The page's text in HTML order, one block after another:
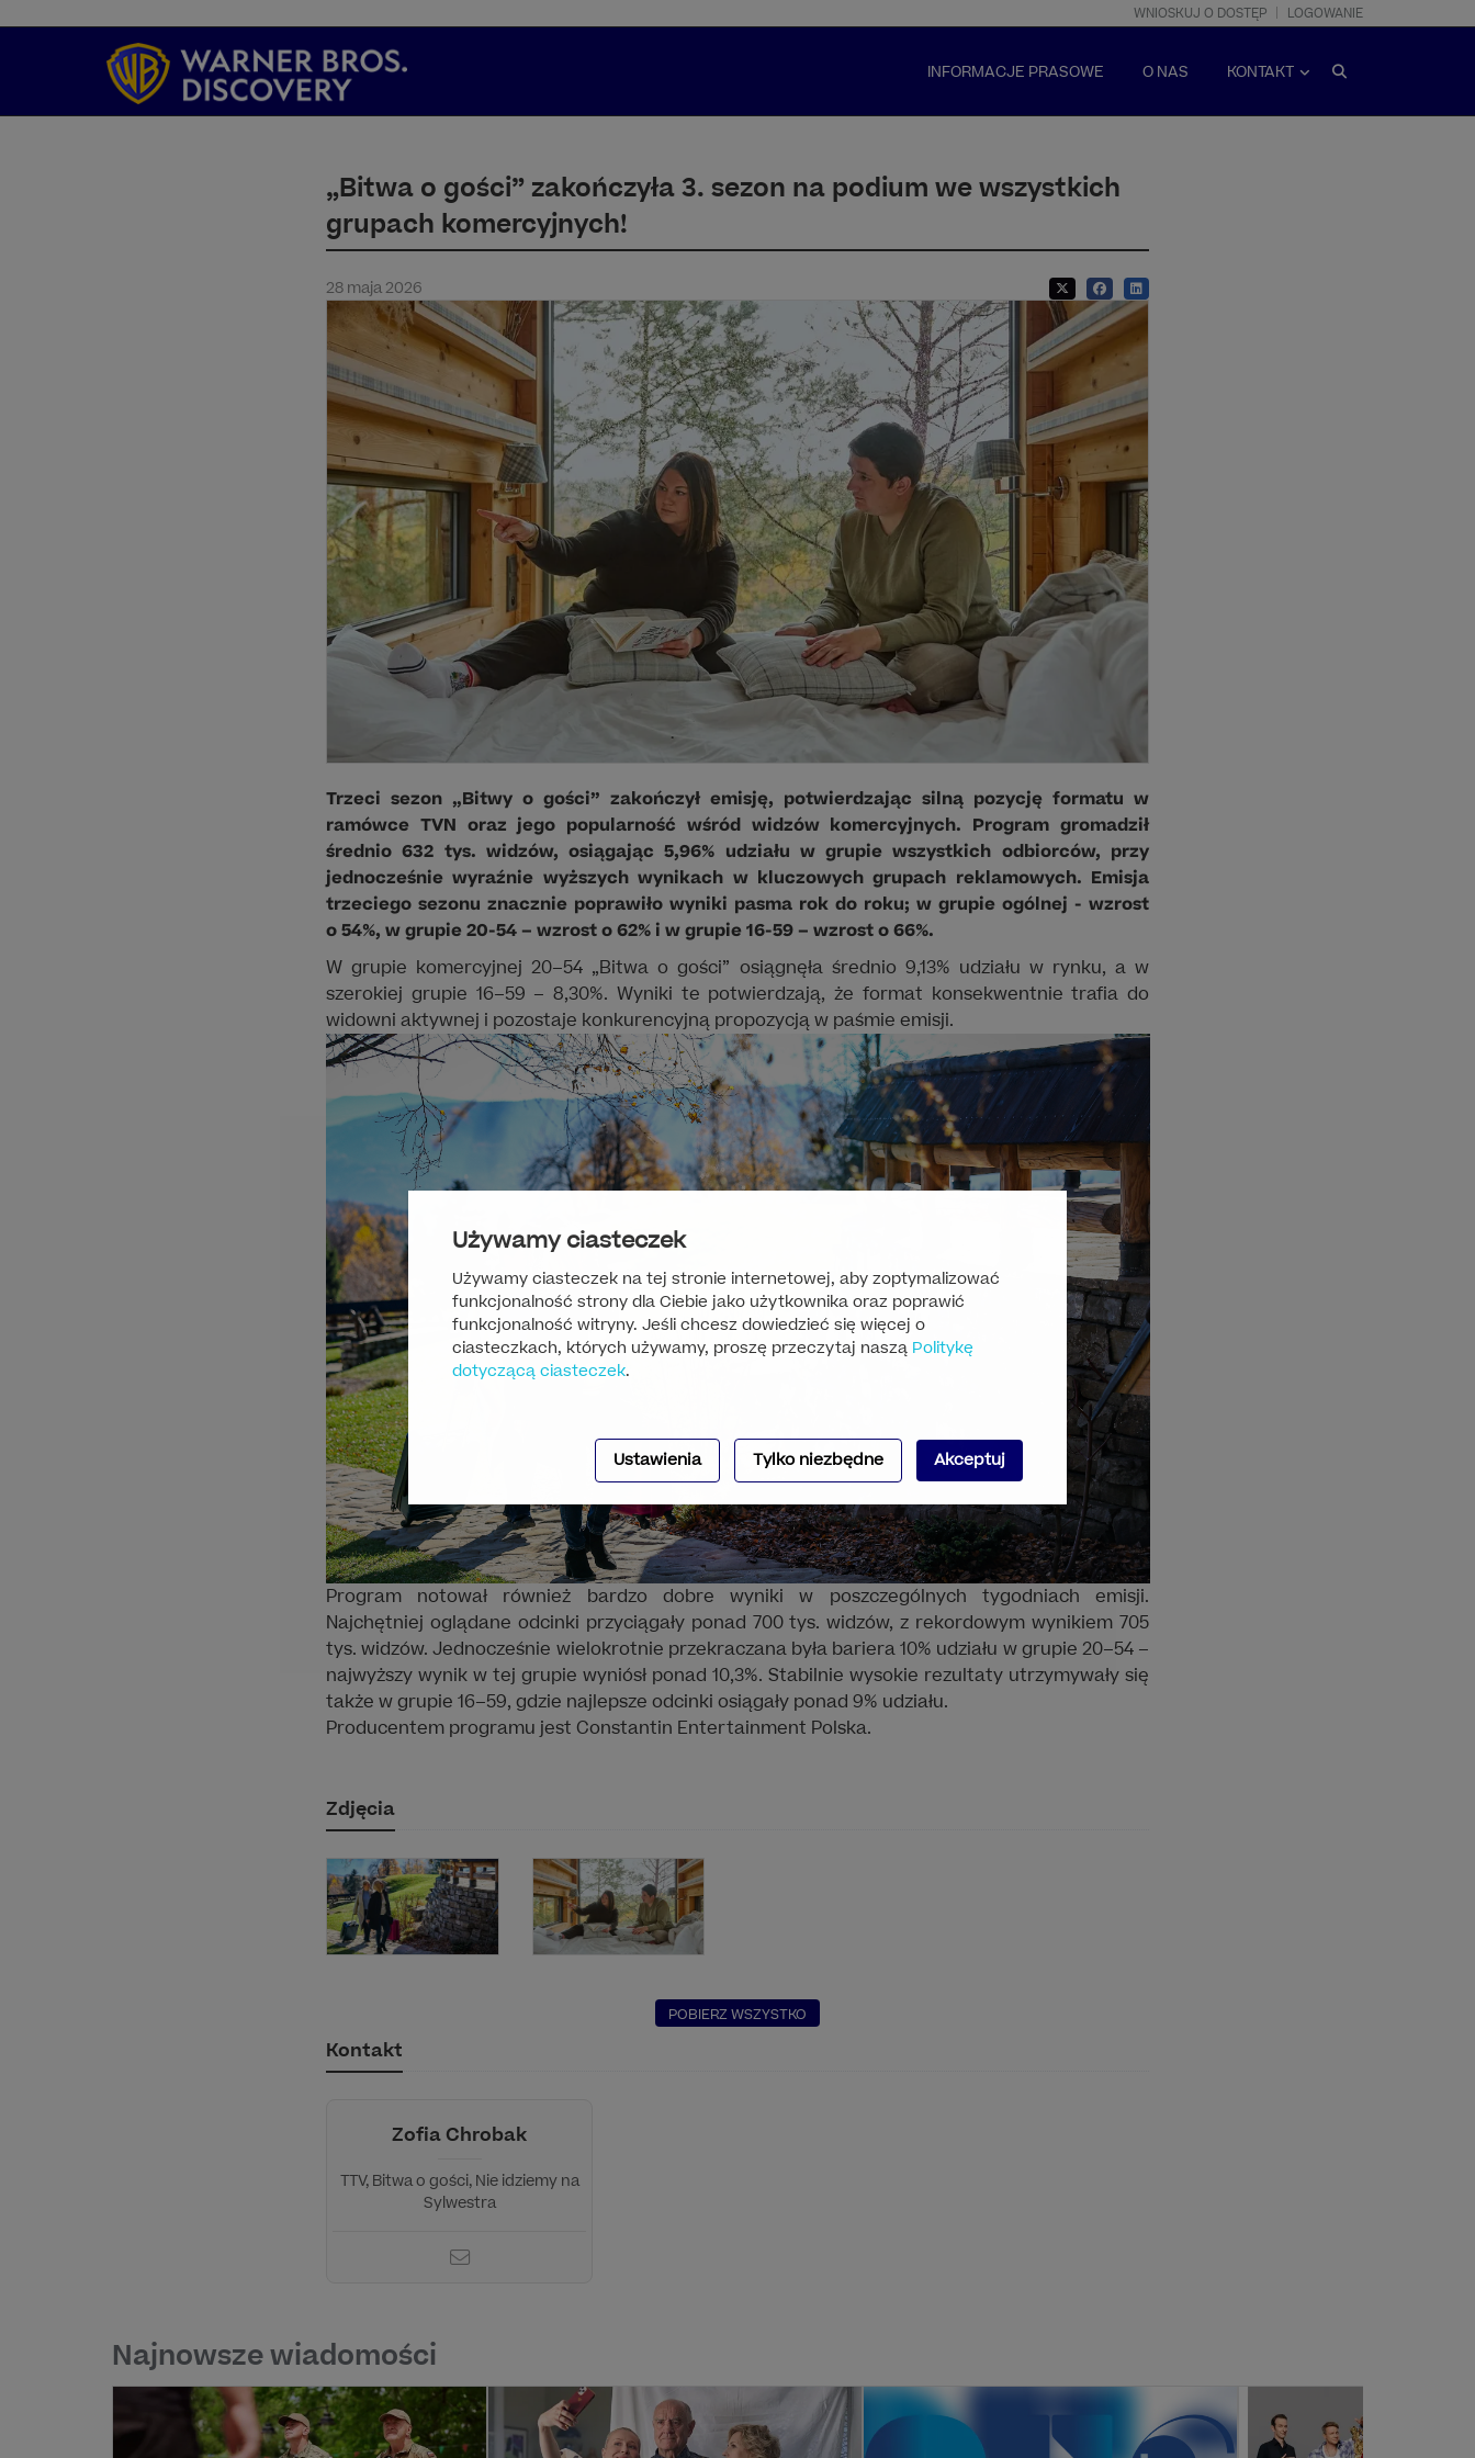
Używamy ciasteczek
Używamy ciasteczek na tej stronie internetowej, aby zoptymalizować
funkcjonalność strony dla Ciebie jako użytkownika oraz poprawić
funkcjonalność witryny. Jeśli chcesz dowiedzieć się więcej o
ciasteczkach, których używamy, proszę przeczytaj naszą Politykę
dotyczącą ciasteczek.
Ustawienia Tylko niezbędne Akceptuj
WNIOSKUJ O DOSTĘP LOGOWANIE
INFORMACJE PRASOWE O NAS KONTAKT
„Bitwa o gości” zakończyła 3. sezon na podium we wszystkich
grupach komercyjnych!
28 maja 2026
Trzeci sezon „Bitwy o gości” zakończył emisję, potwierdzając silną pozycję formatu w
ramówce TVN oraz jego popularność wśród widzów komercyjnych. Program gromadził
średnio 632 tys. widzów, osiągając 5,96% udziału w grupie wszystkich odbiorców, przy
jednocześnie wyraźnie wyższych wynikach w kluczowych grupach reklamowych. Emisja
trzeciego sezonu znacznie poprawiło wyniki pasma rok do roku; w grupie ogólnej - wzrost
o 54%, w grupie 20-54 – wzrost o 62% i w grupie 16-59 – wzrost o 66%.
W grupie komercyjnej 20–54 „Bitwa o gości” osiągnęła średnio 9,13% udziału w rynku, a w
szerokiej grupie 16–59 – 8,30%. Wyniki te potwierdzają, że format konsekwentnie trafia do
widowni aktywnej i pozostaje konkurencyjną propozycją w paśmie emisji.
Program notował również bardzo dobre wyniki w poszczególnych tygodniach emisji.
Najchętniej oglądane odcinki przyciągały ponad 700 tys. widzów, z rekordowym wynikiem 705
tys. widzów. Jednocześnie wielokrotnie przekraczana była bariera 10% udziału w grupie 20–54 –
najwyższy wynik w tej grupie wyniósł ponad 10,3%. Stabilnie wysokie rezultaty utrzymywały się
także w grupie 16–59, gdzie najlepsze odcinki osiągały ponad 9% udziału.
Producentem programu jest Constantin Entertainment Polska.
Zdjęcia
POBIERZ WSZYSTKO
Kontakt
Zofia Chrobak
TTV, Bitwa o gości, Nie idziemy na
Sylwestra
Najnowsze wiadomości